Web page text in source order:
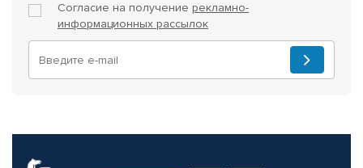
Согласие на получение рекламно-
информационных рассылок